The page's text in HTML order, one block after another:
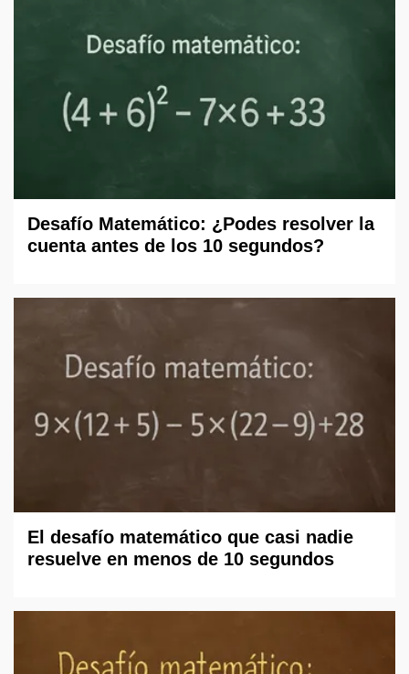
Desafío Matemático: ¿Podes resolver la
cuenta antes de los 10 segundos?
El desafío matemático que casi nadie
resuelve en menos de 10 segundos